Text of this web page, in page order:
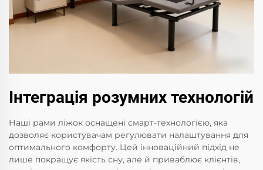
Інтеграція розумних технологій
Наші рами ліжок оснащені смарт-технологією, яка
дозволяє користувачам регулювати налаштування для
оптимального комфорту. Цей інноваційний підхід не
лише покращує якість сну, але й приваблює клієнтів,